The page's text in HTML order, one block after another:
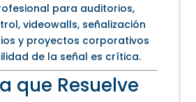
para auditorios,
videowalls, señalización
y proyectos corporativos
de la señal es crítica.
que Resuelve